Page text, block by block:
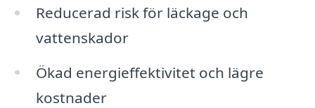
Reducerad risk för läckage och
vattenskador
Ökad energieffektivitet och lägre
kostnader